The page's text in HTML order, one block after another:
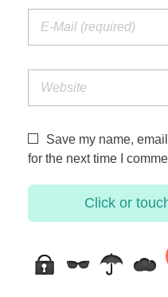
Save my name,
for the next time I
Click or